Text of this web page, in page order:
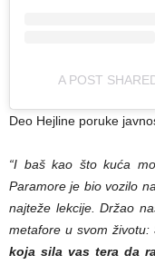
A POST
Deo Hejline poruke
“I baš kao što kuća
Paramore je bio vozilo
najteže lekcije. Držao
metafore u svom životu:
koja sila vas tera da